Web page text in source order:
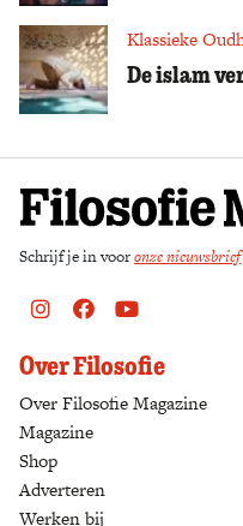
Klassieke
De islam
Schrijf je in vooronze nieuwsbrief
Instagram
FacebookYoutube
Over Filosofie
Over Filosofie Magazine
Magazine
Shop
Adverteren
Werken bij